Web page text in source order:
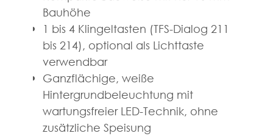
Bauhöhe
1 bis 4 Klingeltasten (TFS-Dialog 211
bis 214), optional als Lichttaste
verwendbar
Ganzflächige, weiße
Hintergrundbeleuchtung mit
wartungsfreier LED-Technik, ohne
zusätzliche Speisung